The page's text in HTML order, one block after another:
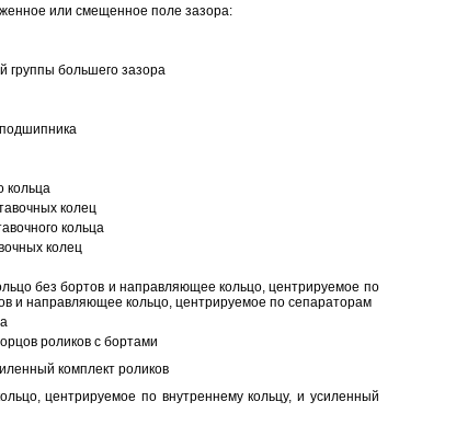
или смещенное поле зазора:
группы большего зазора
кольца
колец
кольца
колец
без бортов и направляющее кольцо, центрируемое по
и направляющее кольцо, центрируемое по сепараторам
роликов с бортами
комплект роликов
центрируемое по внутреннему кольцу, и усиленный